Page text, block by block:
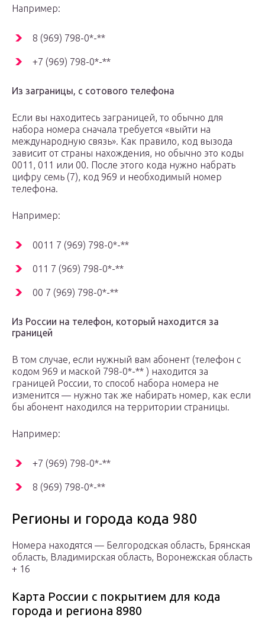
Например:
8 (969) 798-0*-**
+7 (969) 798-0*-**
Из заграницы, с сотового телефона
Если вы находитесь заграницей, то обычно для
набора номера сначала требуется «выйти на
международную связь». Как правило, код вызода
зависит от страны нахождения, но обычно это коды
0011, 011 или 00. После этого кода нужно набрать
цифру семь (7), код 969 и необходимый номер
телефона.
Например:
0011 7 (969) 798-0*-**
011 7 (969) 798-0*-**
00 7 (969) 798-0*-**
Из России на телефон, который находится за
границей
В том случае, если нужный вам абонент (телефон с
кодом 969 и маской 798-0*-** ) находится за
границей России, то способ набора номера не
изменится — нужно так же набирать номер, как если
бы абонент находился на территории страницы.
Например:
+7 (969) 798-0*-**
8 (969) 798-0*-**
Регионы и города кода 980
Номера находятся — Белгородская область, Брянская
область, Владимирская область, Воронежская область
+ 16
Карта России с покрытием для кода
города и региона 8980